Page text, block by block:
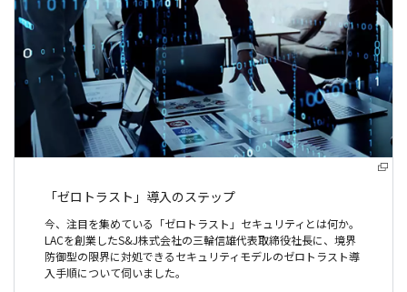
「ゼロトラスト」導入のステップ
今、注目を集めている「ゼロトラスト」セキュリティとは何か。
LACを創業したS&J株式会社の三輪信雄代表取締役社長に、境界
防御型の限界に対処できるセキュリティモデルのゼロトラスト導
入手順について伺いました。